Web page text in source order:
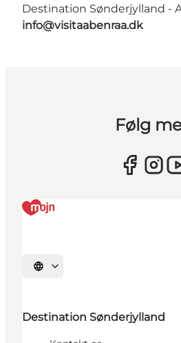
Destination Sønderjylland -
info@visitaabenraa.dk
Følg
Vælg sprog
Destination Sønderjylland